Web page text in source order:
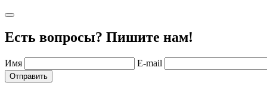
Есть вопросы? Пишите нам!
Имя E-mail